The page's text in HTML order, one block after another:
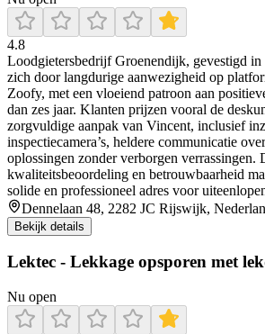
4.8
Loodgietersbedrijf Groenendijk, gevestigd
zich door langdurige aanwezigheid op
Zoofy, met een vloeiend patroon aan
dan zes jaar. Klanten prijzen vooral de
zorgvuldige aanpak van Vincent, inclusief
inspectiecamera’s, heldere communicatie
oplossingen zonder verborgen verrassingen.
kwaliteitsbeoordeling en betrouwbaarheid
solide en professioneel adres voor
Dennelaan 48, 2282 JC Rijswijk,
Bekijk details
Lektec - Lekkage opsporen met
Nu open